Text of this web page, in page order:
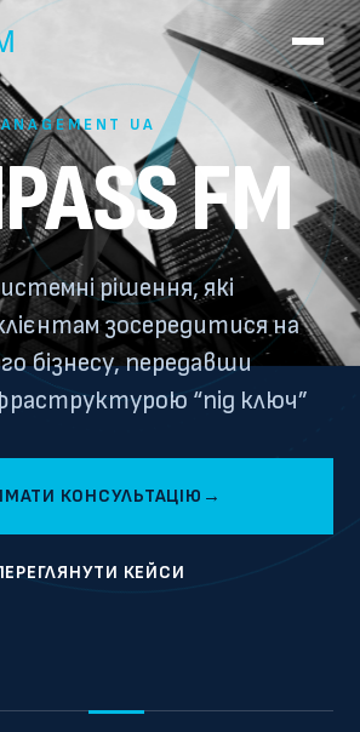
UA
FM
рішення, які
зосередитися на
бізнесу, передавши
“під ключ”
КОНСУЛЬТАЦІЮ →
КЕЙСИ